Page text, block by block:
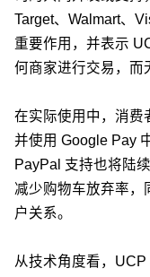
Target、Walmart、
重要作用，并表示
何商家进行交易，而
在实际使用中，消费
并使用 Google Pay
PayPal 支持也将陆
减少购物车放弃率，
户关系。
从技术角度看，